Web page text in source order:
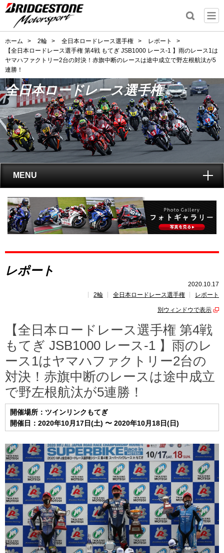
ホーム > 2輪 > 全日本ロードレース選手権 > レポート
>
【全日本ロードレース選手権 第4戦 もてぎ JSB1000 レース-1 】雨のレース1は
ヤマハファクトリー2台の対決！赤旗中断のレースは途中成立で野左根航汰が5
連勝！
全日本ロードレース選手権
MENU
トップ
全日本ロードレース選手権とは?
レポート
速報
ポイントランキング
レポート
2020.10.17
2輪
全日本ロードレース選手権 レポート
別ウィンドウで表示
【全日本ロードレース選手権 第4戦
もてぎ JSB1000 レース-1 】雨のレ
ース1はヤマハファクトリー2台の
対決！赤旗中断のレースは途中成立
で野左根航汰が5連勝！
開催場所：ツインリンクもてぎ
開催日：2020年10月17日(土) 〜 2020年10月18日(日)